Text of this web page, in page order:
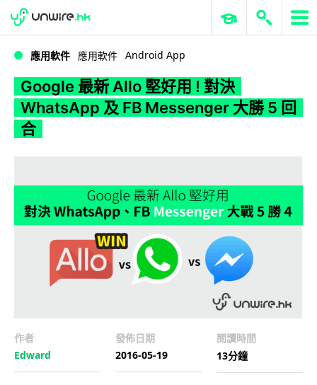
WWDC 2026 ERP 與商業 AI
應用軟件 應用軟件 Android App
Google 最新 Allo 堅好用 ! 對決
WhatsApp 及 FB Messenger 大勝 5 回
合
作者
Edward
發佈日期
2016-05-19
閱讀時間
13分鐘